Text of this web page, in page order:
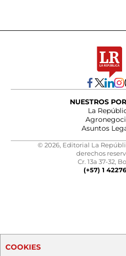
NUESTROS
La
Asuntos
© 2026, Editorial La
derechos
Cr. 13a 37-32,
(+57) 1
COOKIES